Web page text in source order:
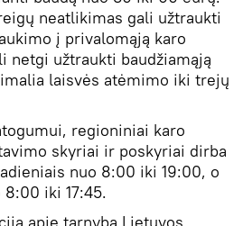
neatlikimas gali užtraukti
į privalomąją karo
netgi užtraukti baudžiamąją
laisvės atėmimo iki trejų
regioniniai karo
skyriai ir poskyriai dirba
nuo 8:00 iki 19:00, o
iki 17:45.